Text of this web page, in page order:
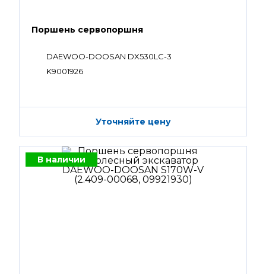
Поршень сервопоршня
DAEWOO-DOOSAN DX530LC-3
K9001926
Уточняйте цену
В наличии